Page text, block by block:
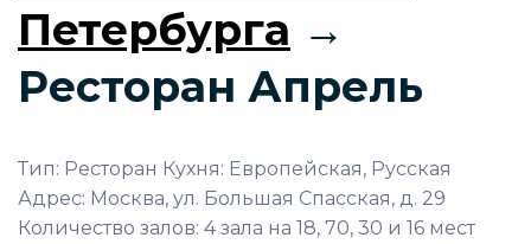
Петербурга →
Ресторан Апрель
Тип: Ресторан Кухня: Европейская, Русская
Адрес: Москва, ул. Большая Спасская, д. 29
Количество залов: 4 зала на 18, 70, 30 и 16 мест